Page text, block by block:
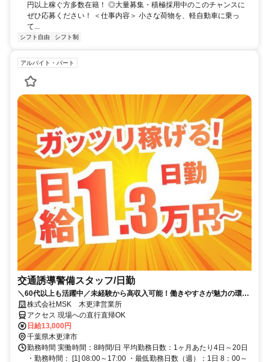
円以上稼ぐ方多数在籍！ ◎大量募集・積極採用中のこのチャンスに
ぜひ応募ください！ ＜仕事内容＞ 小さな荷物を、軽自動車に乗っ
て...
シフト自由 シフト制
アルバイト・パート
交通誘導警備スタッフ/日勤
＼60代以上も活躍中／未経験から高収入可能！働きやすさが魅力の環境
で警備員デビューをしませんか！雨天による稼働中止はないので、安定
して収入を得られます！【月収26万円可能！日払いもOK！】勤務3日前
迄シフト申請が可能です！週1日～・短期もOK！あなたのライフスタイ
ルに合わせてお仕事しませんか！未経験者大歓迎！年代幅広く活躍して
います。
株式会社MSK 木更津営業所
アクセス 現場への直行直帰OK
日給13,000円
千葉県木更津市
勤務時間 実働時間：8時間/日 平均勤務日数：1ヶ月あたり4日～20日
・勤務時間： [1] 08:00～17:00 ・最低勤務日数（週）：1日 8：00～